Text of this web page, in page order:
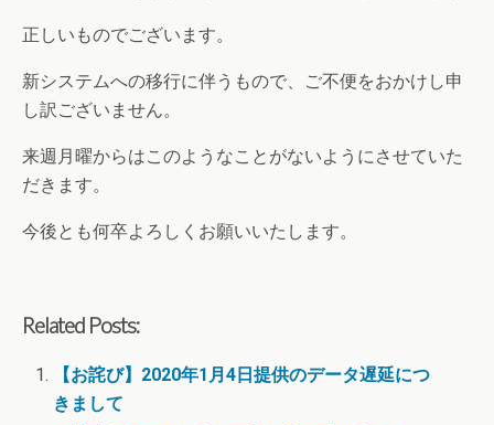
正しいものでございます。
新システムへの移行に伴うもので、ご不便をおかけし申
し訳ございません。
来週月曜からはこのようなことがないようにさせていた
だきます。
今後とも何卒よろしくお願いいたします。
Related Posts:
【お詫び】2020年1月4日提供のデータ遅延につ
きまして